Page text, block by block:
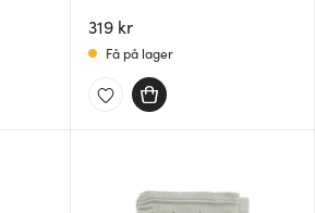
319 kr
Få på lager